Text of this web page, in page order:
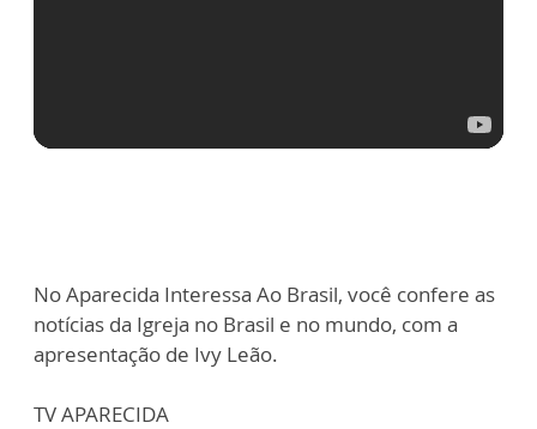
No Aparecida Interessa Ao Brasil, você confere as
notícias da Igreja no Brasil e no mundo, com a
apresentação de Ivy Leão.
TV APARECIDA